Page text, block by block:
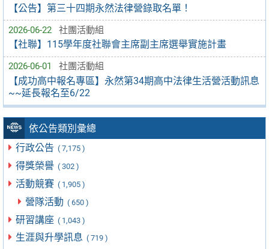
【公告】第三十四期永然法律營錄取名單！
2026-06-22 社團活動組
【社聯】115學年度社聯會主席副主席選舉實施計畫
2026-06-01 社團活動組
【成功高中報名專區】永然第34期高中法律生活營活動訊息
~~延長報名至6/22
依公告類別彙總
行政公告 ( 7,175 )
得獎榮譽 ( 302 )
活動競賽 ( 1,905 )
營隊活動 ( 650 )
研習講座 ( 1,043 )
生涯與升學訊息 ( 719 )